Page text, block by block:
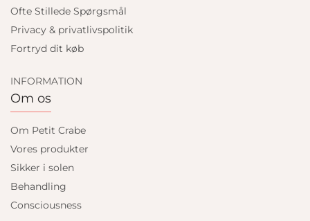
Ofte Stillede Spørgsmål
Privacy & privatlivspolitik
Fortryd dit køb
INFORMATION
Om os
Om Petit Crabe
Vores produkter
Sikker i solen
Behandling
Consciousness